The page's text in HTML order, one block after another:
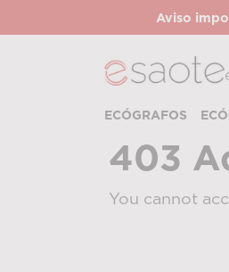
Aviso
ECÓGRAFOS
403
You cannot